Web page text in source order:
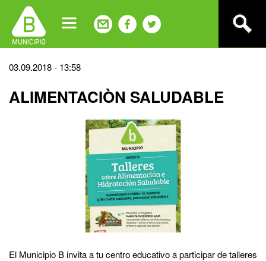
navigation
Back
top
03.09.2018 - 13:58
ALIMENTACIÒN SALUDABLE
El Municipio B invita a tu centro educativo a participar de talleres